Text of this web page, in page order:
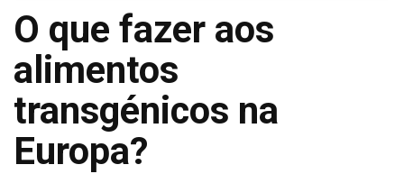
O que fazer aos
alimentos
transgénicos na
Europa?